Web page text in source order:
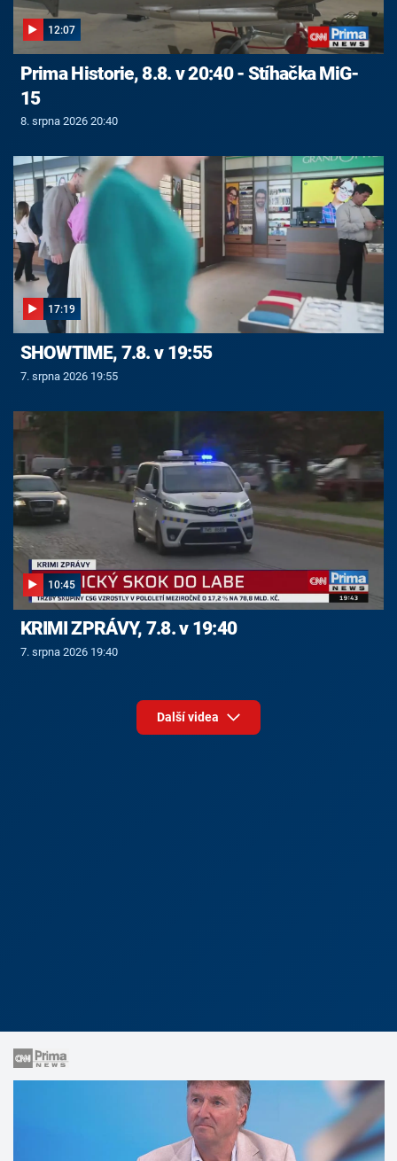
12:07
Prima Historie, 8.8. v 20:40 - Stíhačka MiG-
15
8. srpna 2026 20:40
17:19
SHOWTIME, 7.8. v 19:55
7. srpna 2026 19:55
10:45
KRIMI ZPRÁVY, 7.8. v 19:40
7. srpna 2026 19:40
Další videa